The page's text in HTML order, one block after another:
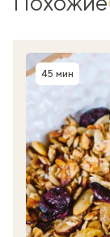
Время
45 мин